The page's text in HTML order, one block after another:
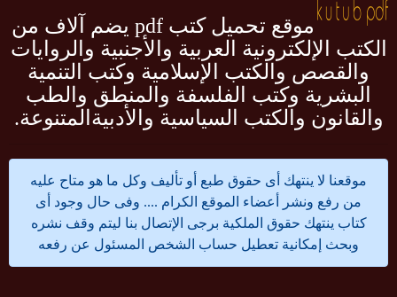
موقع تحميل كتب pdf يضم آلاف من
الكتب الإلكترونية العربية والأجنبية والروايات
والقصص والكتب الإسلامية وكتب التنمية
البشرية وكتب الفلسفة والمنطق والطب
والقانون والكتب السياسية والأدبيةالمتنوعة.
موقعنا لا ينتهك أى حقوق طبع أو تأليف وكل ما هو متاح عليه
من رفع ونشر أعضاء الموقع الكرام .... وفى حال وجود أى
كتاب ينتهك حقوق الملكية برجى الإتصال بنا ليتم وقف نشره
وبحث إمكانية تعطيل حساب الشخص المسئول عن رفعه